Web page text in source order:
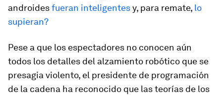
androidesfueran inteligentesy, para remate, lo
supieran?
Pese a que los espectadores no conocen aún
todos los detalles del alzamiento robótico que se
presagia violento, el presidente de programación
de la cadena ha reconocido que las teorías de los